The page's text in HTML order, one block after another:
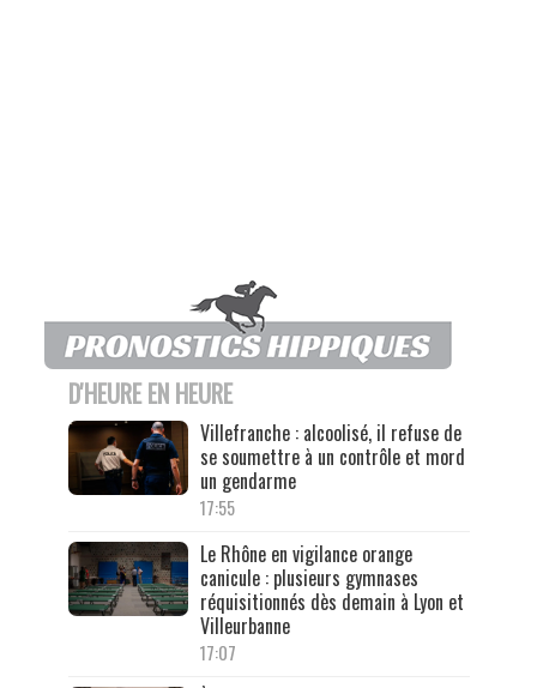
D'HEURE EN HEURE
Villefranche : alcoolisé, il refuse de
se soumettre à un contrôle et mord
un gendarme
17:55
Le Rhône en vigilance orange
canicule : plusieurs gymnases
réquisitionnés dès demain à Lyon et
Villeurbanne
17:07